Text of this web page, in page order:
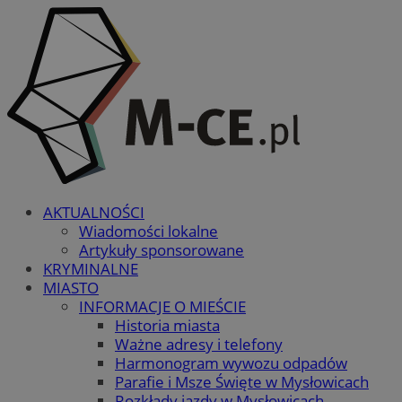
AKTUALNOŚCI
Wiadomości lokalne
Artykuły sponsorowane
KRYMINALNE
MIASTO
INFORMACJE O MIEŚCIE
Historia miasta
Ważne adresy i telefony
Harmonogram wywozu odpadów
Parafie i Msze Święte w Mysłowicach